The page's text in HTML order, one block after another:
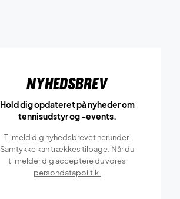
Nyhedsbrev
Hold dig opdateret på nyheder om
tennisudstyr og -events.
Tilmeld dig nyhedsbrevet herunder.
Samtykke kan trækkes tilbage. Når du
tilmelder dig acceptere du vores
persondatapolitik.